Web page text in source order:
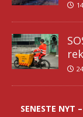
SENESTE NYT